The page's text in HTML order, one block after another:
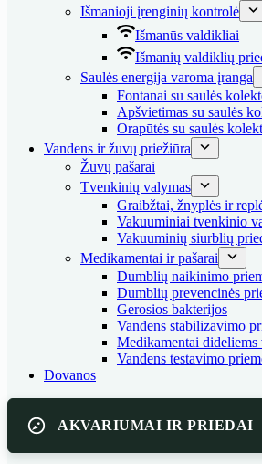
Išmanioji įrenginių kontrolė
Išmanūs valdikliai
Išmanių valdiklių
Saulės energija varoma įranga
Fontanai su saulės
Apšvietimas su saulės
Orapūtės su saulės
Vandens ir žuvų priežiūra
Žuvų pašarai
Tvenkinių valymas
Graibžtai, žnyplės ir
Vakuuminiai tvenkinio
Vakuuminių siurblių
Medikamentai ir pašarai
Dumblių naikinimo
Dumblių prevencinės
Gerosios bakterijos
Vandens stabilizavimo
Medikamentai dideliems
Vandens testavimo
Dovanos
AKVARIUMAI IR PRIEDAI